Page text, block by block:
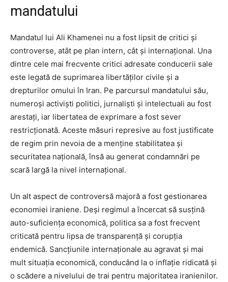
mandatului
Mandatul lui Ali Khamenei nu a fost lipsit de critici și
controverse, atât pe plan intern, cât și internațional. Una
dintre cele mai frecvente critici adresate conducerii sale
este legată de suprimarea libertăților civile și a
drepturilor omului în Iran. Pe parcursul mandatului său,
numeroși activiști politici, jurnaliști și intelectuali au fost
arestați, iar libertatea de exprimare a fost sever
restricționată. Aceste măsuri represive au fost justificate
de regim prin nevoia de a menține stabilitatea și
securitatea națională, însă au generat condamnări pe
scară largă la nivel internațional.
Un alt aspect de controversă majoră a fost gestionarea
economiei iraniene. Deși regimul a încercat să susțină
auto-suficiența economică, politica sa a fost frecvent
criticată pentru lipsa de transparență și corupția
endemică. Sancțiunile internaționale au agravat și mai
mult situația economică, conducând la o inflație ridicată și
o scădere a nivelului de trai pentru majoritatea iranienilor.